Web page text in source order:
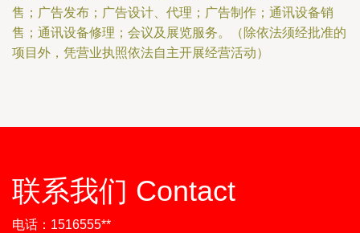
售；广告发布；广告设计、代理；广告制作；通讯设备销
售；通讯设备修理；会议及展览服务。（除依法须经批准的
项目外，凭营业执照依法自主开展经营活动）
联系我们 Contact
电话：1516555**